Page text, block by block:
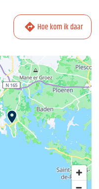
Hoe kom ik daar